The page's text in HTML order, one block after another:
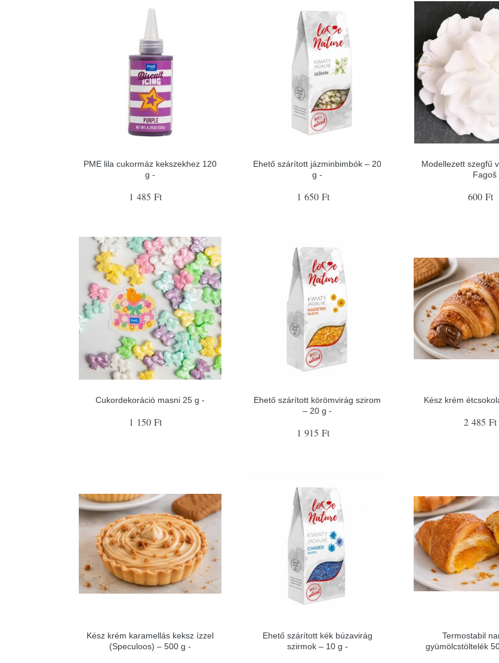
PME lila cukormáz kekszekhez 120
g -
1 485 Ft
Ehető szárított jázminbimbók – 20
g -
1 650 Ft
Modellezett szegfű
Fagoš
600 Ft
Cukordekoráció masni 25 g -
1 150 Ft
Ehető szárított körömvirág szirom
– 20 g -
1 915 Ft
Kész krém
2 485 Ft
Kész krém karamellás keksz ízzel
(Speculoos) – 500 g -
Ehető szárított kék búzavirág
szirmok – 10 g -
Termostabil
gyümölcstöltelék